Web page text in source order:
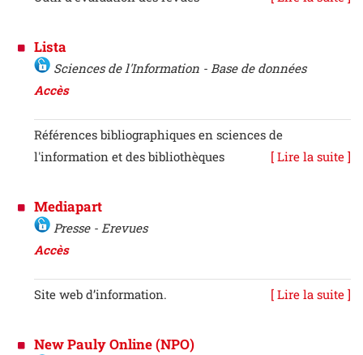
Lista
Sciences de l'Information - Base de données
Accès
Références bibliographiques en sciences de
l'information et des bibliothèques
[ Lire la suite ]
Mediapart
Presse - Erevues
Accès
Site web d’information. [ Lire la suite ]
New Pauly Online (NPO)